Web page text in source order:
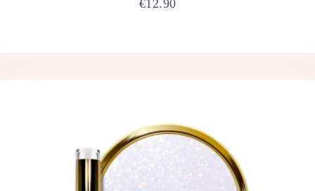
€12.90